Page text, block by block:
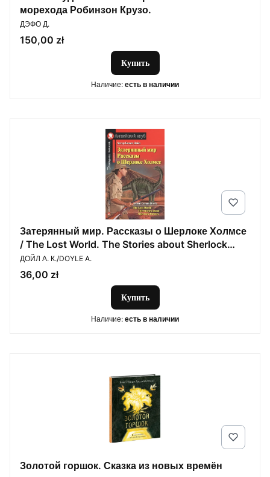
морехода Робинзон Крузо.
ПРОИЗВОДИТЕЛЬ
ДЭФО Д.
Цена
150,00 zł
Купить
Наличие: есть в наличии
Затерянный мир. Рассказы о Шерлоке Холмсе
/ The Lost World. The Stories about Sherlock
Holmes
ПРОИЗВОДИТЕЛЬ
ДОЙЛ А. К./DOYLE A.
Цена
36,00 zł
Купить
Наличие: есть в наличии
Золотой горшок. Сказка из новых времён